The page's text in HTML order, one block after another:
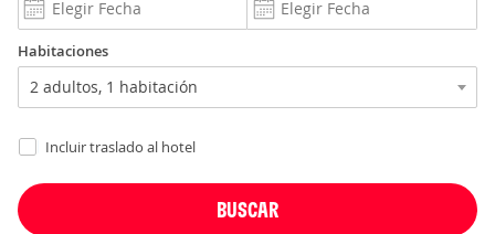
Habitaciones
Incluir traslado al hotel